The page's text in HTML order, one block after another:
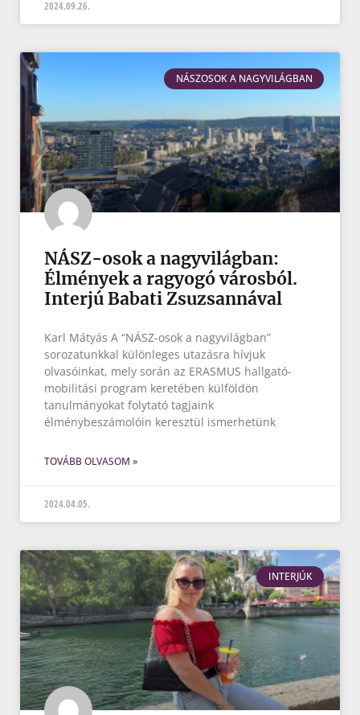
2024.09.26.
NÁSZOSOK A NAGYVILÁGBAN
NÁSZ-osok a nagyvilágban:
Élmények a ragyogó városból.
Interjú Babati Zsuzsannával
Karl Mátyás A “NÁSZ-osok a nagyvilágban”
sorozatunkkal különleges utazásra hívjuk
olvasóinkat, mely során az ERASMUS hallgató-
mobilitási program keretében külföldön
tanulmányokat folytató tagjaink
élménybeszámolóin keresztül ismerhetünk
TOVÁBB OLVASOM »
2024.04.05.
INTERJÚK